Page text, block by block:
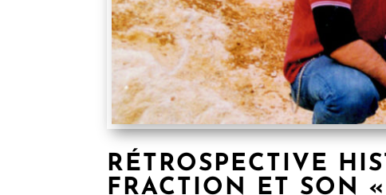
RÉTROSPECTIVE
FRACTION ET SON